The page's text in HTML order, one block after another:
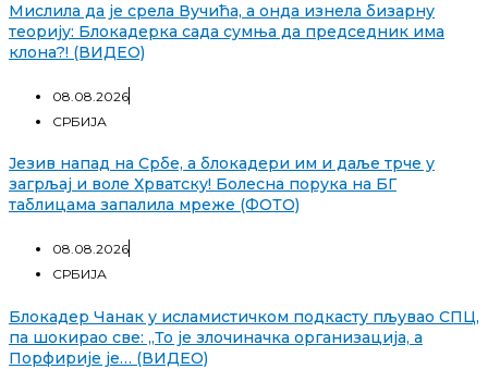
Мислила да је срела Вучића, а онда изнела бизарну
теорију: Блокадерка сада сумња да председник има
клона?! (ВИДЕО)
08.08.2026
СРБИЈА
Језив напад на Србе, а блокадери им и даље трче у
загрљај и воле Хрватску! Болесна порука на БГ
таблицама запалила мреже (ФОТО)
08.08.2026
СРБИЈА
Блокадер Чанак у исламистичком подкасту пљувао СПЦ,
па шокирао све: „То је злочиначка организација, а
Порфирије је… (ВИДЕО)